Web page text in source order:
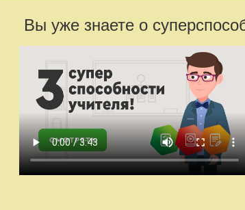
Вы уже знаете о